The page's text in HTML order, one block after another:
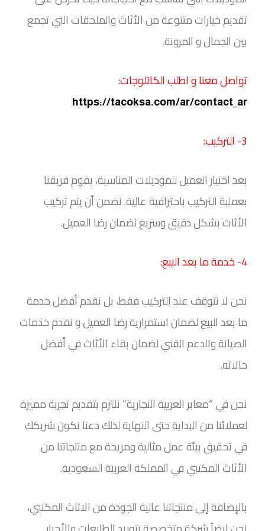
تقديم خيارات متنوعة من الأثاث والملحقات التي تجمع
بين الجمال و المرونة.
تواصل معنا و اطلب الكاتلوجات:
https://tacoksa.com/ar/contact_ar
3- التركيب:
بعد اختيار العميل للموديلات المناسبة، يقوم فريقنا
بعملية التركيب باحترافية عالية. نضمن أن يتم تركيب
الأثاث بشكل دقيق وسريع لضمان رضا العميل.
4- خدمة ما بعد البيع:
نحن لا نتوقف عند التركيب فقط، بل نقدم أفضل خدمة
ما بعد البيع لضمان استمرارية رضا العميل و نقدم خدمات
الصيانة والدعم الفني لضمان بقاء الأثاث في أفضل
حالاته.
نحن في “معابر العربية التجارية” نلتزم بتقديم تجربة مميزة
لعملائنا من البداية حتى النهاية لذلك دعنا نكون شريكك
في تحقيق بيئة عمل مثالية ومريحة مع منتجاتنا من
الأثاث المكتبي في المملكة العربية السعودية.
بالإضافة إلى منتجاتنا عالية الجودة من الاثاث المكتبي،